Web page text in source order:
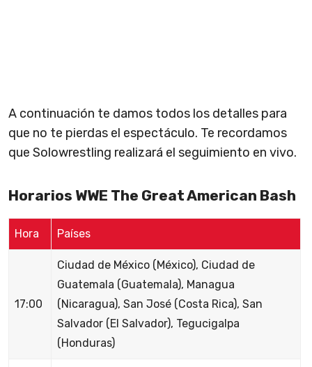
A continuación te damos todos los detalles para
que no te pierdas el espectáculo. Te recordamos
que Solowrestling realizará el seguimiento en vivo.
Horarios WWE The Great American Bash
Hora Países
17:00
Ciudad de México (México), Ciudad de
Guatemala (Guatemala), Managua
(Nicaragua), San José (Costa Rica), San
Salvador (El Salvador), Tegucigalpa
(Honduras)